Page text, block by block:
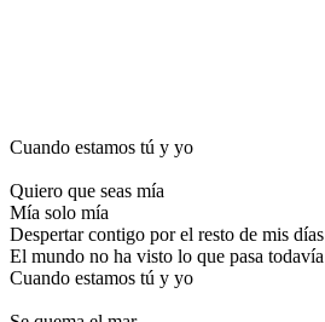
Cuando estamos tú y yo
Quiero que seas mía
Mía solo mía
Despertar contigo por el resto de mis días
El mundo no ha visto lo que pasa todavía
Cuando estamos tú y yo